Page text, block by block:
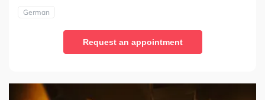
German
Request an appointment